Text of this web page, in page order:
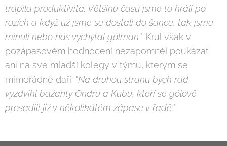
trápila produktivita. Většinu času jsme to hráli po
rozích a když už jsme se dostali do šance, tak jsme
minuli nebo nás vychytal gólman." Krul však v
pozápasovém hodnocení nezapomněl poukázat
ani na své mladší kolegy v týmu, kterým se
mimořádně daří. "Na druhou stranu bych rád
vyzdvihl bažanty Ondru a Kubu, kteří se gólově
prosadili již v několikátém zápase v řadě."